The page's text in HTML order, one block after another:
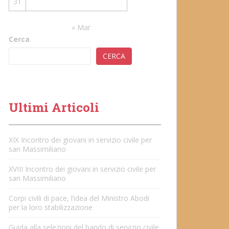
« Mar
Cerca
CERCA
Ultimi Articoli
XIX Incontro dei giovani in servizio civile per
san Massimiliano
XVIII Incontro dei giovani in servizio civile per
san Massimiliano
Corpi civili di pace, l’idea del Ministro Abodi
per la loro stabilizzazione